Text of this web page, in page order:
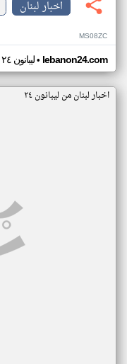
اخبار لبنان
MS08ZC
ليبانون ٢٤• lebanon24.com
اخبار لبنان من ليبانون ٢٤